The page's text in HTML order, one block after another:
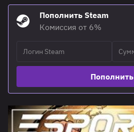
Пополнить Steam
Комиссия от 6%
Пополнить